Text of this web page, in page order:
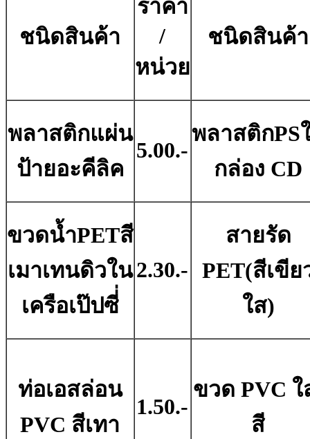
ชนิดสินค้า
ราคา
/
หน่วย
ชนิดสินค้า
พลาสติกแผ่น
ป้ายอะคีลิค
5.00.-
พลาสติกPS
กล่อง CD
ขวดน้ำPETสี
เมาเทนดิวใน
เครือเป๊ปซี่่
2.30.-
สายรัด
PET(สีเขีย
ใส)
ท่อเอสล่อน
PVC สีเทา
1.50.-
ขวด PVC ใ
สี